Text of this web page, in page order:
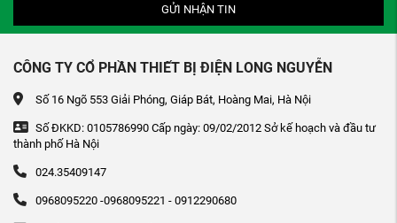
GỬI NHẬN TIN
CÔNG TY CỔ PHẦN THIẾT BỊ ĐIỆN LONG NGUYỄN
Số 16 Ngõ 553 Giải Phóng, Giáp Bát, Hoàng Mai, Hà Nội
Số ĐKKD: 0105786990 Cấp ngày: 09/02/2012 Sở kế hoạch và đầu tư
thành phố Hà Nội
024.35409147
0968095220 -0968095221 - 0912290680